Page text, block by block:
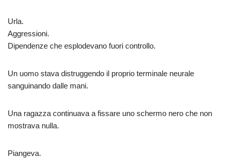
Urla.
Aggressioni.
Dipendenze che esplodevano fuori controllo.
Un uomo stava distruggendo il proprio terminale neurale
sanguinando dalle mani.
Una ragazza continuava a fissare uno schermo nero che non
mostrava nulla.
Piangeva.